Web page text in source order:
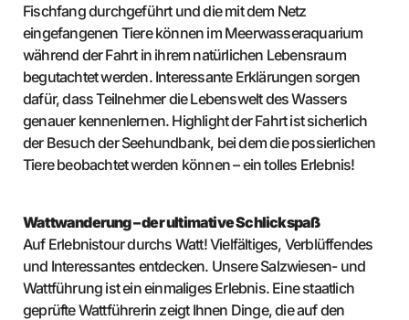
Fischfang durchgeführt und die mit dem Netz
eingefangenen Tiere können im Meerwasseraquarium
während der Fahrt in ihrem natürlichen Lebensraum
begutachtet werden. Interessante Erklärungen sorgen
dafür, dass Teilnehmer die Lebenswelt des Wassers
genauer kennenlernen. Highlight der Fahrt ist sicherlich
der Besuch der Seehundbank, bei dem die possierlichen
Tiere beobachtet werden können – ein tolles Erlebnis!
Wattwanderung – der ultimative Schlickspaß
Auf Erlebnistour durchs Watt! Vielfältiges, Verblüffendes
und Interessantes entdecken. Unsere Salzwiesen- und
Wattführung ist ein einmaliges Erlebnis. Eine staatlich
geprüfte Wattführerin zeigt Ihnen Dinge, die auf den